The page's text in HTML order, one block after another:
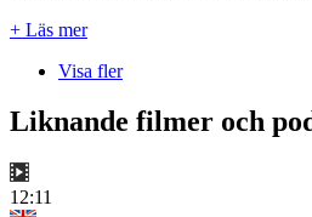
+ Läs mer
Visa fler
Liknande filmer och
12:11